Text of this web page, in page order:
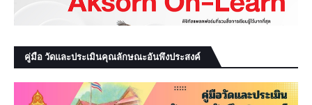
คู่มือ วัดและประเมินคุณลักษณะอันพึงประสงค์